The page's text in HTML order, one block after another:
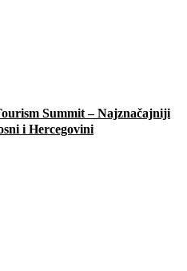
Summit – Najznačajniji
i Hercegovini